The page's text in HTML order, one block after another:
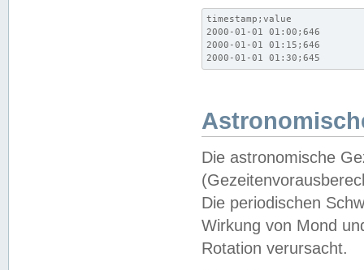
timestamp;value
2000-01-01 01:00;646
2000-01-01 01:15;646
2000-01-01 01:30;645
Die astronomische
Die periodischen
Wirkung von Mond
Rotation verursacht.